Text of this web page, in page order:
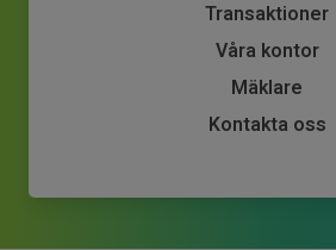
Transaktioner
Våra kontor
Mäklare
Kontakta oss